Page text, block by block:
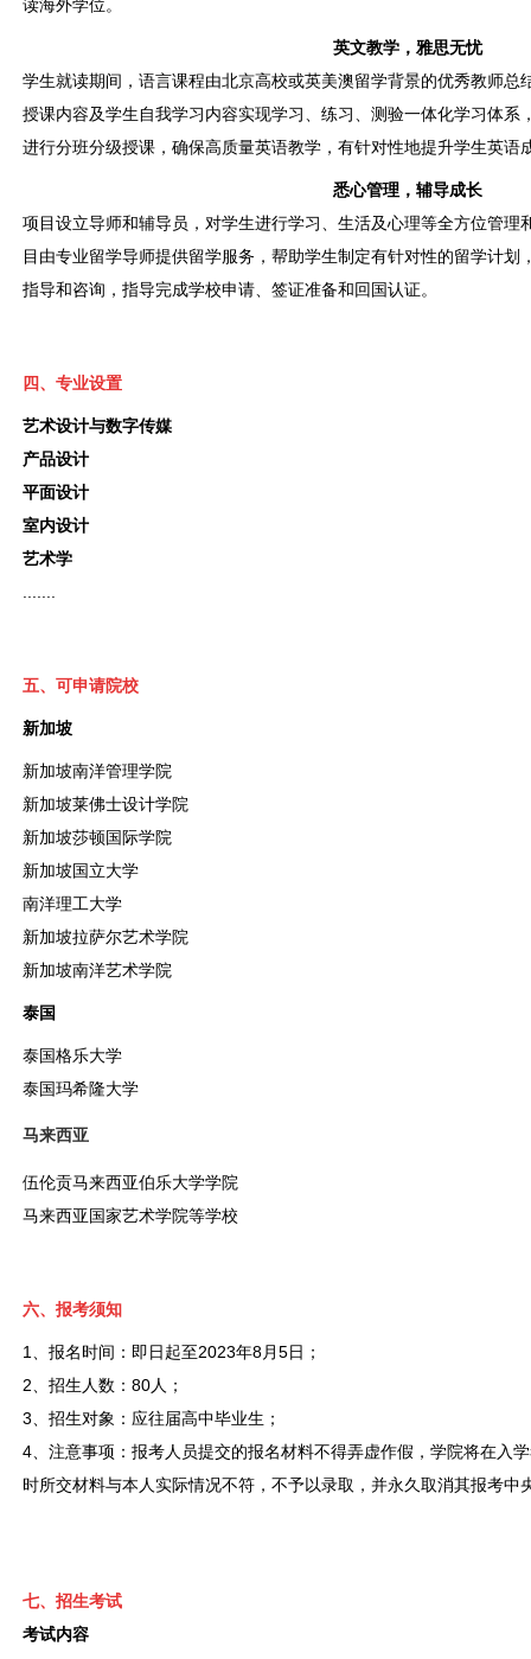
读海外学位。
英文教学，雅思无忧
学生就读期间，语言课程由北京高校或英美澳留学背景的优秀教师总
授课内容及学生自我学习内容实现学习、练习、测验一体化学习体系
进行分班分级授课，确保高质量英语教学，有针对性地提升学生英语
悉心管理，辅导成长
项目设立导师和辅导员，对学生进行学习、生活及心理等全方位管理
目由专业留学导师提供留学服务，帮助学生制定有针对性的留学计划
指导和咨询，指导完成学校申请、签证准备和回国认证。
四、专业设置
艺术设计与数字传媒
产品设计
平面设计
室内设计
艺术学
五、可申请院校
新加坡
新加坡南洋管理学院
新加坡莱佛士设计学院
新加坡莎顿国际学院
新加坡国立大学
南洋理工大学
新加坡拉萨尔艺术学院
新加坡南洋艺术学院
泰国
泰国格乐大学
泰国玛希隆大学
马来西亚
伍伦贡马来西亚伯乐大学学院
马来西亚国家艺术学院等学校
六、报考须知
1、报名时间： 即日起至2023年8月5日；
2、招生人数： 80人；
3、招生对象： 应往届高中毕业生；
4、注意事项：报考人员提交的报名材料不得弄虚作假，学院将在入
时所交材料与本人实际情况不符，不予以录取，并永久取消其报考中
七、招生考试
考试内容